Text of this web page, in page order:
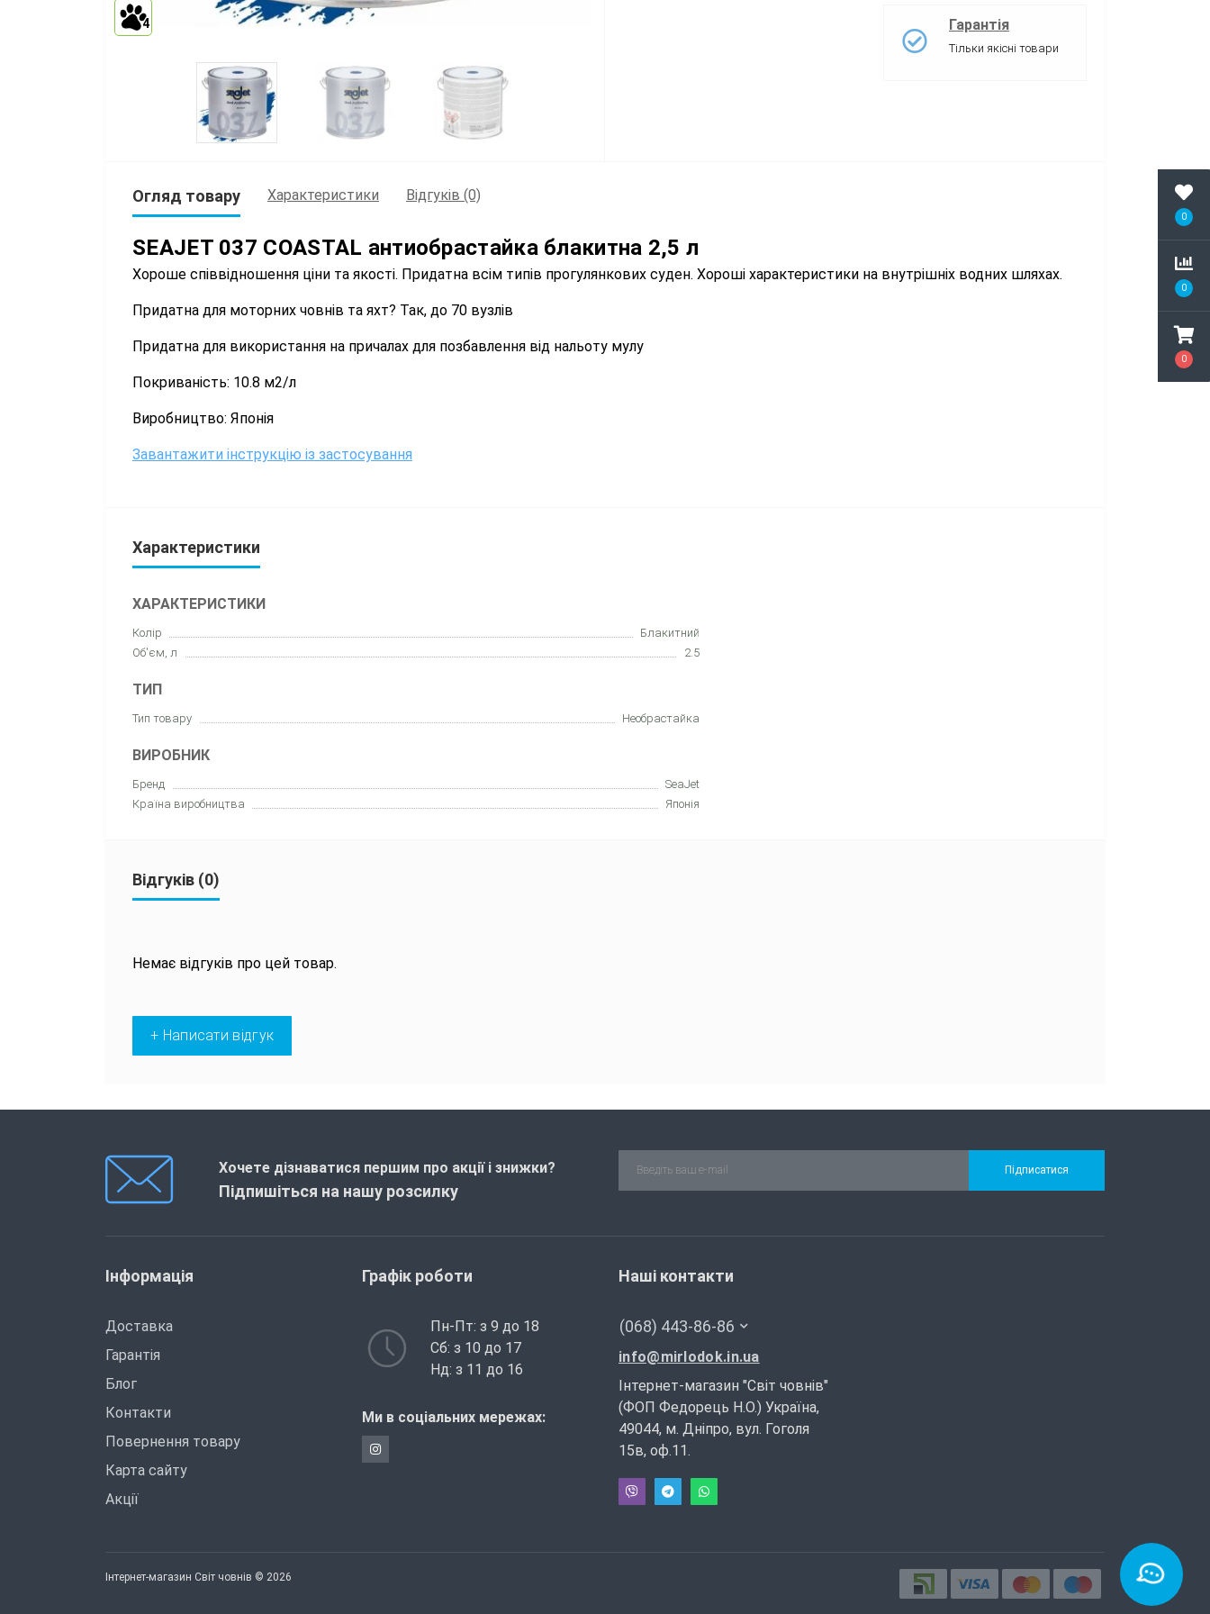
0
0
0
4 Гарантія
Тільки якісні товари
Огляд товару Характеристики Відгуків (0)
SEAJET 037 COASTAL антиобрастайка блакитна 2,5 л
Хороше співвідношення ціни та якості. Придатна всім типів прогулянкових суден. Хороші характеристики на внутрішніх водних шляхах.
Придатна для моторних човнів та яхт? Так, до 70 вузлів
Придатна для використання на причалах для позбавлення від нальоту мулу
Покриваність: 10.8 м2/л
Виробництво: Японія
Завантажити інструкцію із застосування
Характеристики
ХАРАКТЕРИСТИКИ
Колір
Блакитний
Об'єм, л
2.5
ТИП
Тип товару Необрастайка
ВИРОБНИК
Бренд
SeaJet
Країна виробництва
Японія
Відгуків (0)
Немає відгуків про цей товар.
+ Написати відгук
Хочете дізнаватися першим про акції і знижки?
Підпишіться на нашу розсилку
Підписатися
Інформація
Доставка
Гарантія
Блог
Контакти
Повернення товару
Карта сайту
Акції
Графік роботи
Пн-Пт: з 9 до 18
Сб: з 10 до 17
Нд: з 11 до 16
Ми в соціальних мережах:
Наші контакти
(068) 443-86-86
info@mirlodok.in.ua
Інтернет-магазин "Світ човнів"
(ФОП Федорець Н.О.) Україна,
49044, м. Дніпро, вул. Гоголя
15в, оф.11.
Інтернет-магазин Світ човнів © 2026